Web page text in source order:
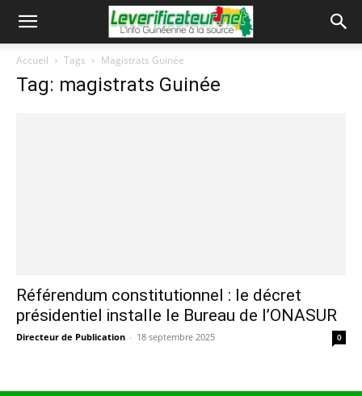
Accueil Tags Magistrats Guinée
Tag: magistrats Guinée
Référendum constitutionnel : le décret
présidentiel installe le Bureau de l’ONASUR
Directeur de Publication - 18 septembre 2025 0